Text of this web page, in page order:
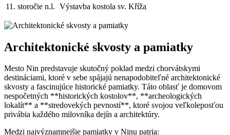
11. storočie n.l. Výstavba kostola sv. Kříža
Architektonické skvosty a pamiatky
Mesto Nin predstavuje skutočný poklad medzi chorvátskymi
destináciami, ktoré v sebe spájajú nenapodobiteľné architektonické
skvosty a fascinujúce historické pamiatky. Táto oblasť je domovom
nespočetných **historických kostolov**, **archeologických
lokalít** a **stredovekých pevností**, ktoré svojou veľkoleposťou
privábia každého milovníka dejín a architektúry.
Medzi najvýznamnejšie pamiatky v Ninu patria: